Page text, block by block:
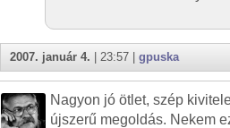
2007. január 4. | 23:57 | gpuska
Nagyon jó ötlet, szép
újszerű megoldás. Nekem